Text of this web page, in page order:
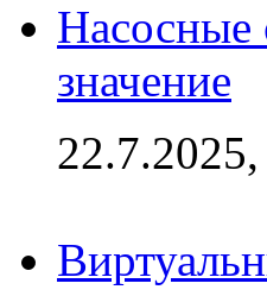
Насосные
значение